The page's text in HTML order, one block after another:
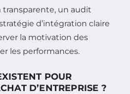
un audit
d’intégration claire
la motivation des
les performances.
POUR
D’ENTREPRISE ?